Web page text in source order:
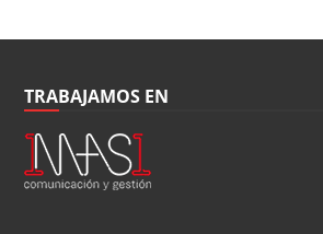
TRABAJAMOS EN